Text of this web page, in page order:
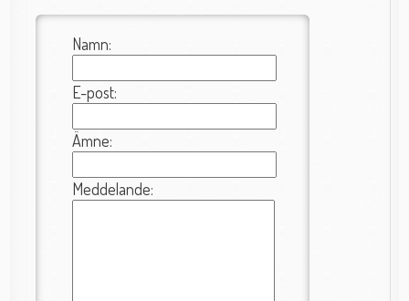
Namn:
E-post:
Ämne:
Meddelande: